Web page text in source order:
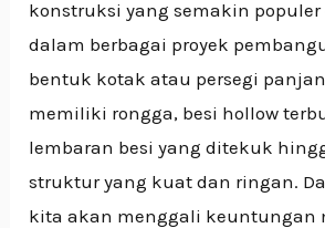
konstruksi yang semakin
dalam berbagai proyek
bentuk kotak atau persegi
memiliki rongga, besi hollow
lembaran besi yang ditekuk
struktur yang kuat dan ringan.
kita akan menggali keuntungan